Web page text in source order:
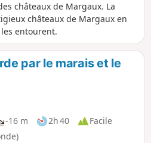
châteaux de Margaux. La
châteaux de Margaux en
entourent.
par le marais et le
-16 m 2h 40
Facile